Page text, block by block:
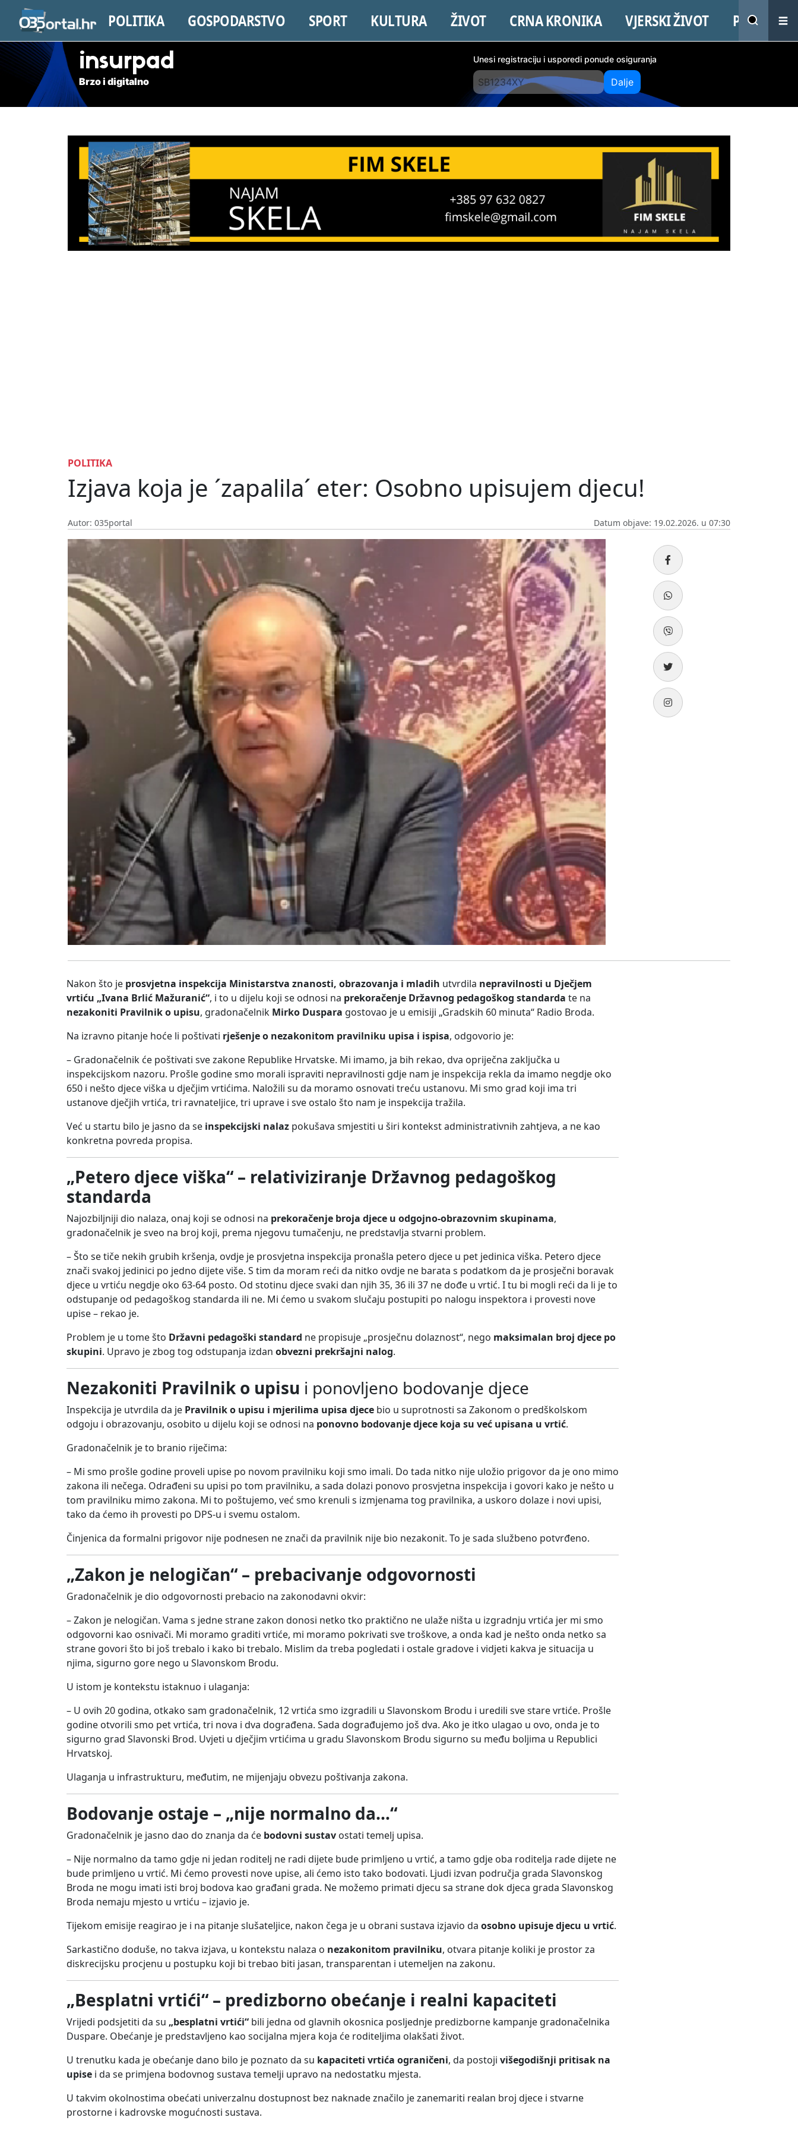
POLITIKA GOSPODARSTVO SPORT KULTURA ŽIVOT CRNA KRONIKA VJERSKI ŽIVOT PROMO
insurpad
Brzo i digitalno
Unesi registraciju i usporedi ponude osiguranja
Dalje
POLITIKA
Izjava koja je ´zapalila´ eter: Osobno upisujem djecu!
Autor: 035portal Datum objave: 19.02.2026. u 07:30
Nakon što je prosvjetna inspekcija Ministarstva znanosti, obrazovanja i mladih utvrdila nepravilnosti u Dječjem
vrtiću „Ivana Brlić Mažuranić“, i to u dijelu koji se odnosi na prekoračenje Državnog pedagoškog standarda te na
nezakoniti Pravilnik o upisu, gradonačelnik Mirko Duspara gostovao je u emisiji „Gradskih 60 minuta“ Radio Broda.
Na izravno pitanje hoće li poštivati rješenje o nezakonitom pravilniku upisa i ispisa, odgovorio je:
– Gradonačelnik će poštivati sve zakone Republike Hrvatske. Mi imamo, ja bih rekao, dva opriječna zaključka u
inspekcijskom nazoru. Prošle godine smo morali ispraviti nepravilnosti gdje nam je inspekcija rekla da imamo negdje oko
650 i nešto djece viška u dječjim vrtićima. Naložili su da moramo osnovati treću ustanovu. Mi smo grad koji ima tri
ustanove dječjih vrtića, tri ravnateljice, tri uprave i sve ostalo što nam je inspekcija tražila.
Već u startu bilo je jasno da se inspekcijski nalaz pokušava smjestiti u širi kontekst administrativnih zahtjeva, a ne kao
konkretna povreda propisa.
„Petero djece viška“ – relativiziranje Državnog pedagoškog
standarda
Najozbiljniji dio nalaza, onaj koji se odnosi na prekoračenje broja djece u odgojno-obrazovnim skupinama,
gradonačelnik je sveo na broj koji, prema njegovu tumačenju, ne predstavlja stvarni problem.
– Što se tiče nekih grubih kršenja, ovdje je prosvjetna inspekcija pronašla petero djece u pet jedinica viška. Petero djece
znači svakoj jedinici po jedno dijete više. S tim da moram reći da nitko ovdje ne barata s podatkom da je prosječni boravak
djece u vrtiću negdje oko 63-64 posto. Od stotinu djece svaki dan njih 35, 36 ili 37 ne dođe u vrtić. I tu bi mogli reći da li je to
odstupanje od pedagoškog standarda ili ne. Mi ćemo u svakom slučaju postupiti po nalogu inspektora i provesti nove
upise – rekao je.
Problem je u tome što Državni pedagoški standard ne propisuje „prosječnu dolaznost“, nego maksimalan broj djece po
skupini. Upravo je zbog tog odstupanja izdan obvezni prekršajni nalog.
Nezakoniti Pravilnik o upisu i ponovljeno bodovanje djece
Inspekcija je utvrdila da je Pravilnik o upisu i mjerilima upisa djece bio u suprotnosti sa Zakonom o predškolskom
odgoju i obrazovanju, osobito u dijelu koji se odnosi na ponovno bodovanje djece koja su već upisana u vrtić.
Gradonačelnik je to branio riječima:
– Mi smo prošle godine proveli upise po novom pravilniku koji smo imali. Do tada nitko nije uložio prigovor da je ono mimo
zakona ili nečega. Odrađeni su upisi po tom pravilniku, a sada dolazi ponovo prosvjetna inspekcija i govori kako je nešto u
tom pravilniku mimo zakona. Mi to poštujemo, već smo krenuli s izmjenama tog pravilnika, a uskoro dolaze i novi upisi,
tako da ćemo ih provesti po DPS-u i svemu ostalom.
Činjenica da formalni prigovor nije podnesen ne znači da pravilnik nije bio nezakonit. To je sada službeno potvrđeno.
„Zakon je nelogičan“ – prebacivanje odgovornosti
Gradonačelnik je dio odgovornosti prebacio na zakonodavni okvir:
– Zakon je nelogičan. Vama s jedne strane zakon donosi netko tko praktično ne ulaže ništa u izgradnju vrtića jer mi smo
odgovorni kao osnivači. Mi moramo graditi vrtiće, mi moramo pokrivati sve troškove, a onda kad je nešto onda netko sa
strane govori što bi još trebalo i kako bi trebalo. Mislim da treba pogledati i ostale gradove i vidjeti kakva je situacija u
njima, sigurno gore nego u Slavonskom Brodu.
U istom je kontekstu istaknuo i ulaganja:
– U ovih 20 godina, otkako sam gradonačelnik, 12 vrtića smo izgradili u Slavonskom Brodu i uredili sve stare vrtiće. Prošle
godine otvorili smo pet vrtića, tri nova i dva dograđena. Sada dograđujemo još dva. Ako je itko ulagao u ovo, onda je to
sigurno grad Slavonski Brod. Uvjeti u dječjim vrtićima u gradu Slavonskom Brodu sigurno su među boljima u Republici
Hrvatskoj.
Ulaganja u infrastrukturu, međutim, ne mijenjaju obvezu poštivanja zakona.
Bodovanje ostaje – „nije normalno da…“
Gradonačelnik je jasno dao do znanja da će bodovni sustav ostati temelj upisa.
– Nije normalno da tamo gdje ni jedan roditelj ne radi dijete bude primljeno u vrtić, a tamo gdje oba roditelja rade dijete ne
bude primljeno u vrtić. Mi ćemo provesti nove upise, ali ćemo isto tako bodovati. Ljudi izvan područja grada Slavonskog
Broda ne mogu imati isti broj bodova kao građani grada. Ne možemo primati djecu sa strane dok djeca grada Slavonskog
Broda nemaju mjesto u vrtiću – izjavio je.
Tijekom emisije reagirao je i na pitanje slušateljice, nakon čega je u obrani sustava izjavio da osobno upisuje djecu u vrtić.
Sarkastično doduše, no takva izjava, u kontekstu nalaza o nezakonitom pravilniku, otvara pitanje koliki je prostor za
diskrecijsku procjenu u postupku koji bi trebao biti jasan, transparentan i utemeljen na zakonu.
„Besplatni vrtići“ – predizborno obećanje i realni kapaciteti
Vrijedi podsjetiti da su „besplatni vrtići“ bili jedna od glavnih okosnica posljednje predizborne kampanje gradonačelnika
Duspare. Obećanje je predstavljeno kao socijalna mjera koja će roditeljima olakšati život.
U trenutku kada je obećanje dano bilo je poznato da su kapaciteti vrtića ograničeni, da postoji višegodišnji pritisak na
upise i da se primjena bodovnog sustava temelji upravo na nedostatku mjesta.
U takvim okolnostima obećati univerzalnu dostupnost bez naknade značilo je zanemariti realan broj djece i stvarne
prostorne i kadrovske mogućnosti sustava.